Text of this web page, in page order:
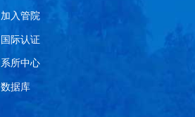
加入管院
国际认证
系所中心
数据库